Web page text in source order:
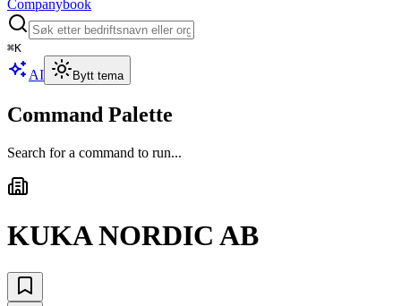
Companybook
⌘K
AI Bytt tema
Command Palette
Search for a command to run...
KUKA NORDIC AB